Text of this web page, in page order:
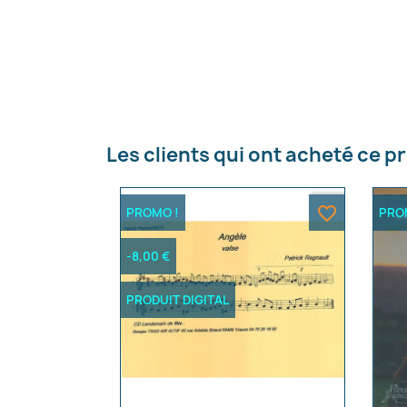
Les clients qui ont acheté ce
PROMO !
-8,00 €
PRODUIT DIGITAL
favorite_border